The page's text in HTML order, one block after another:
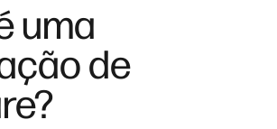
uma
de